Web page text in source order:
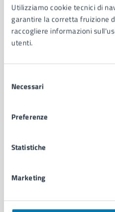
Utilizziamo cookie tecnici di
garantire la corretta fruizione
raccogliere informazioni
utenti.
delNecessari
Preferenze
Statistiche
Marketing
AMMINISTRAZIONE
Aree amministrative
Organi di governo
Enti e fondazioni
Documenti e dati
Ambiente